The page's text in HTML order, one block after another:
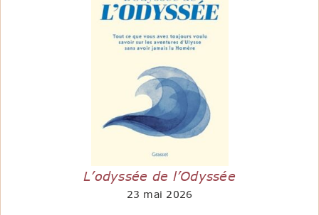
L’odyssée de l’Odyssée
23 mai 2026